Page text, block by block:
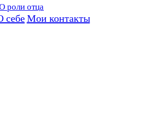
роли отца
себе Мои контакты